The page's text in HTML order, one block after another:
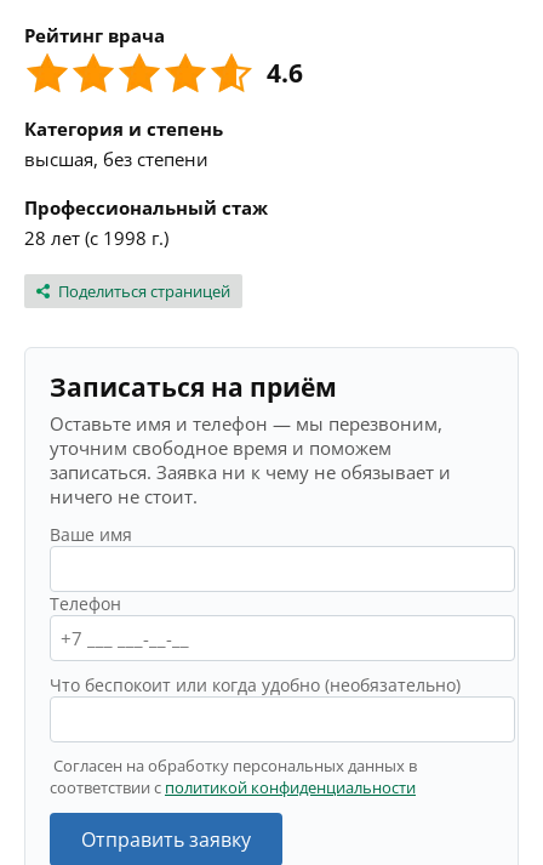
Рейтинг врача
4.6
Категория и степень
высшая, без степени
Профессиональный стаж
28 лет (с 1998 г.)
Поделиться страницей
Записаться на приём
Оставьте имя и телефон — мы перезвоним,
уточним свободное время и поможем
записаться. Заявка ни к чему не обязывает и
ничего не стоит.
Ваше имя
Телефон
Что беспокоит или когда удобно (необязательно)
Согласен на обработку персональных данных в
соответствии с политикой конфиденциальности
Отправить заявку